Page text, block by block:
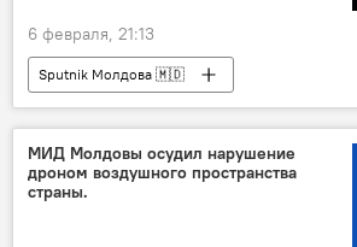
6 февраля, 21:13
Sputnik Молдова 🇲🇩
МИД Молдовы осудил нарушение
дроном воздушного пространства
страны.